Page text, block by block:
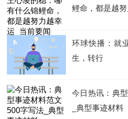
鲤命，都是越
环球快播：就
生，转行
今日热讯：典
_典型事迹材料